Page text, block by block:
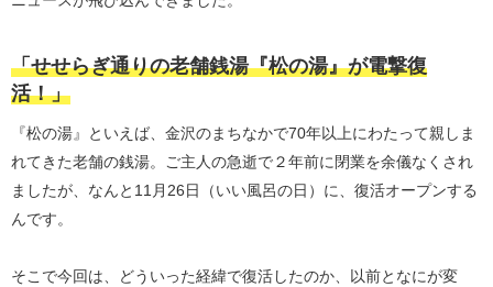
「せせらぎ通りの老舗銭湯『松の湯』が電撃復
活！」
『松の湯』といえば、金沢のまちなかで70年以上にわたって親しま
れてきた老舗の銭湯。ご主人の急逝で２年前に閉業を余儀なくされ
ましたが、なんと11月26日（いい風呂の日）に、復活オープンする
んです。
そこで今回は、どういった経緯で復活したのか、以前となにが変